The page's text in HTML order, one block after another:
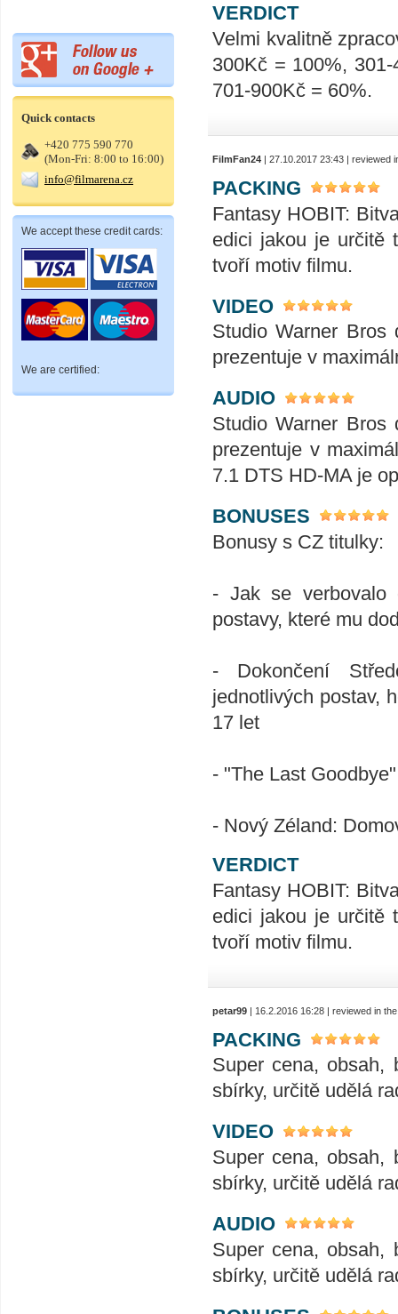
Quick contacts
+420 775 590 770
(Mon-Fri: 8:00 to 16:00)
info@filmarena.cz
We accept these credit cards:
We are certified:
VERDICT
Velmi kvalitně
300Kč = 100%,
701-900Kč = 60%.
FilmFan24 | 27.10.2017 23:43 | reviewed
PACKING
Fantasy HOBIT:
edici jakou je určitě
tvoří motiv filmu.
VIDEO
Studio Warner
prezentuje v
AUDIO
Studio Warner
prezentuje v
7.1 DTS HD-MA je
BONUSES
Bonusy s CZ titulky:
- Jak se verbovalo
postavy, které mu
- Dokončení
jednotlivých postav,
17 let
- "The Last
- Nový Zéland:
VERDICT
Fantasy HOBIT:
edici jakou je určitě
tvoří motiv filmu.
petar99 | 16.2.2016 16:28 | reviewed in
PACKING
Super cena, obsah,
sbírky, určitě udělá
VIDEO
Super cena, obsah,
sbírky, určitě udělá
AUDIO
Super cena, obsah,
sbírky, určitě udělá